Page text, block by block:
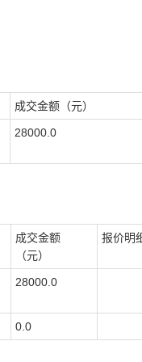
成交金额（元）
28000.0
成交金额
（元）
报价明
28000.0
0.0